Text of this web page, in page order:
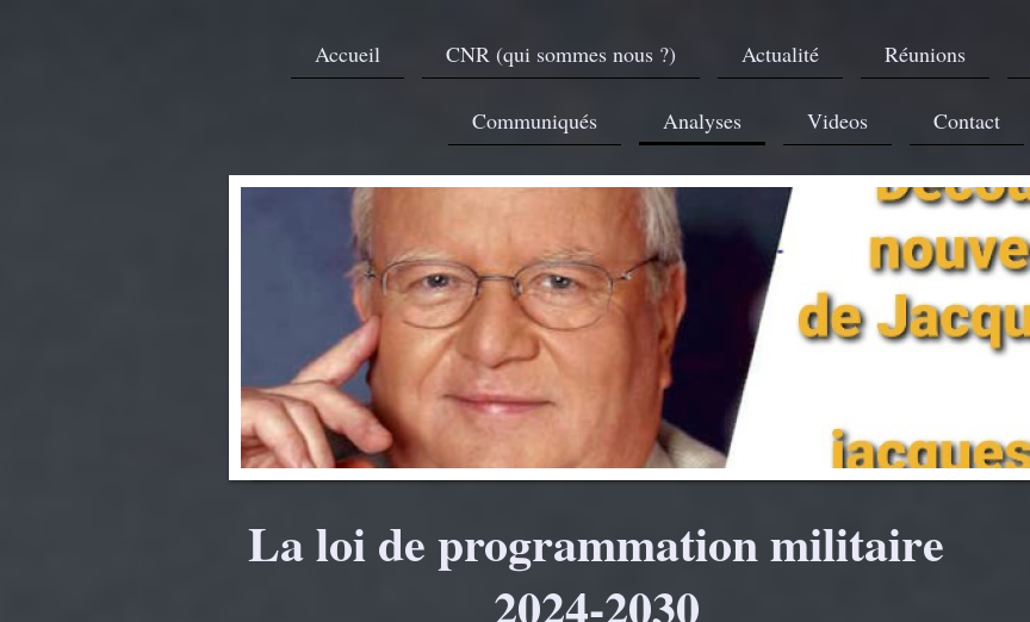
Accueil CNR (qui sommes nous ?) Actualité Réunions
Communiqués Analyses Videos Contact
La loi de programmation militaire
2024-2030